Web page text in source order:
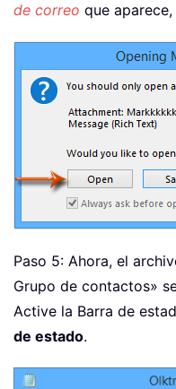
de correo que
Paso 5: Ahora, el
Grupo de contactos»
Active la Barra de
de estado.